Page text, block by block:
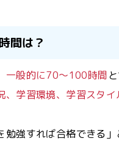
間は？
一般的に70〜100時間
、学習環境、学習スタ
強すれば合格できる」